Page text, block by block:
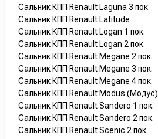
Сальник КПП Renault Laguna 3 пок.
Сальник КПП Renault Latitude
Сальник КПП Renault Logan 1 пок.
Сальник КПП Renault Logan 2 пок.
Сальник КПП Renault Megane 2 пок.
Сальник КПП Renault Megane 3 пок.
Сальник КПП Renault Megane 4 пок.
Сальник КПП Renault Modus (Модус)
Сальник КПП Renault Sandero 1 пок.
Сальник КПП Renault Sandero 2 пок.
Сальник КПП Renault Scenic 2 пок.